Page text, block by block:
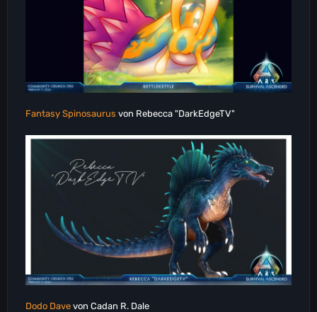
Fantasy Spinosaurus von Rebecca "DarkEdgeTV"
Dodo Dave von Cadan R. Dale